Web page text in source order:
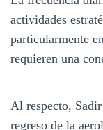
actividades
particularmente
requieren una
Al respecto,
regreso de la